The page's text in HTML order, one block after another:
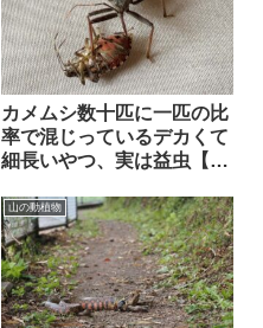
カメムシ数十匹に一匹の比
率で混じっているデカくて
細長いやつ、実は益虫【オ
山の動植物